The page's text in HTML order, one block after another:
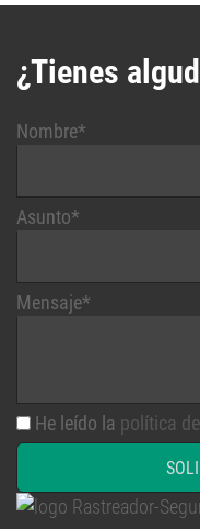
¿Tienes
Nombre*
Asunto*
Mensaje*
He leído la política